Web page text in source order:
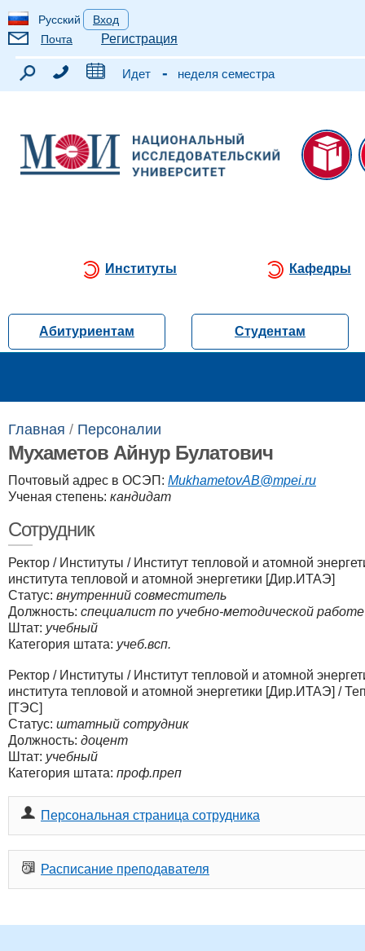
Русский
Вход
Почта
Регистрация
Идет - неделя семестра
Институты Кафедры
Абитуриентам Студентам
Главная / Персоналии​
Мухаметов Айнур Булатович
Почтовый адрес в ОСЭП: MukhametovAB@mpei.ru
Ученая степень: кандидат
Сотрудник
Ректор / Институты / Институт тепловой и атомной
института тепловой и атомной энергетики [Дир.ИТАЭ]
Статус: внутренний совместитель
Должность: специалист по учебно-методической
Штат: учебный
Категория штата: учеб.всп.
Ректор / Институты / Институт тепловой и атомной
института тепловой и атомной энергетики [Дир.ИТАЭ] /
[ТЭС]
Статус: штатный сотрудник
Должность: доцент
Штат: учебный
Категория штата: проф.преп
Персональная страница сотрудника
Расписание преподавателя